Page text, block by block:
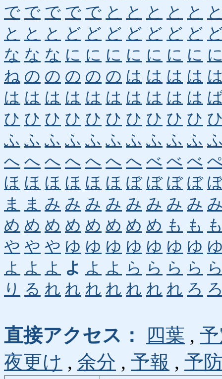
で で で で で と と と と と
と と と ど ど ど ど ど ど ど
な な な に に に に に に に
ね の の の の の は は は は
は は は は は は は は は は
ひ ひ ひ ひ ひ ひ ひ ひ ひ ひ
ふ ふ ふ ふ ふ ふ ふ ふ ふ ふ
へ へ へ へ へ へ へ べ べ べ
ほ ほ ほ ほ ほ ほ ぼ ぼ ぼ ぼ
ま
ま み み み み み み み み
め め め め め め め め も も
や や や ゆ ゆ ゆ ゆ ゆ ゆ ゆ
よ よ よ よ よ よ ら ら ら ら
り る れ れ れ れ れ れ れ ろ
直接アクセス： 四葉 ,
夜更け , 余分 , 予報 , 予